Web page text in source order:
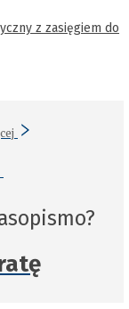
z zasięgiem do